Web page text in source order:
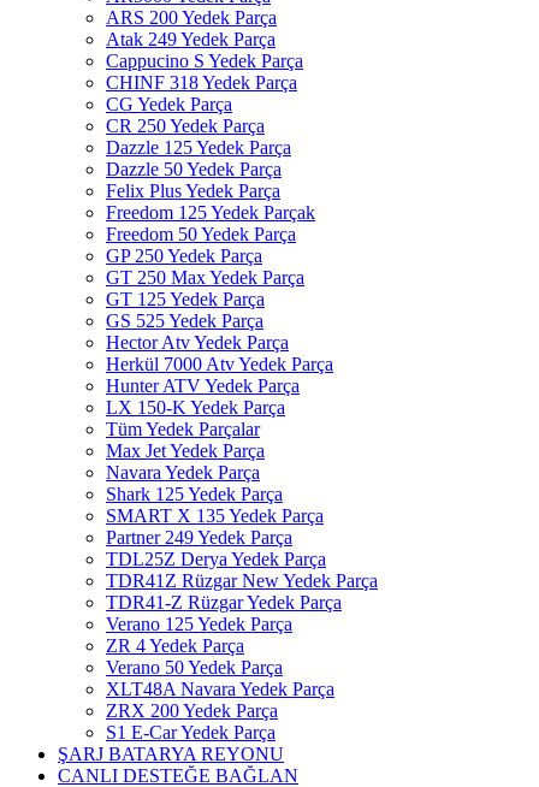
ARS 200 Yedek Parça
Atak 249 Yedek Parça
Cappucino S Yedek Parça
CHINF 318 Yedek Parça
CG Yedek Parça
CR 250 Yedek Parça
Dazzle 125 Yedek Parça
Dazzle 50 Yedek Parça
Felix Plus Yedek Parça
Freedom 125 Yedek Parçak
Freedom 50 Yedek Parça
GP 250 Yedek Parça
GT 250 Max Yedek Parça
GT 125 Yedek Parça
GS 525 Yedek Parça
Hector Atv Yedek Parça
Herkül 7000 Atv Yedek Parça
Hunter ATV Yedek Parça
LX 150-K Yedek Parça
Tüm Yedek Parçalar
Max Jet Yedek Parça
Navara Yedek Parça
Shark 125 Yedek Parça
SMART X 135 Yedek Parça
Partner 249 Yedek Parça
TDL25Z Derya Yedek Parça
TDR41Z Rüzgar New Yedek Parça
TDR41-Z Rüzgar Yedek Parça
Verano 125 Yedek Parça
ZR 4 Yedek Parça
Verano 50 Yedek Parça
XLT48A Navara Yedek Parça
ZRX 200 Yedek Parça
S1 E-Car Yedek Parça
ŞARJ BATARYA REYONU
CANLI DESTEĞE BAĞLAN